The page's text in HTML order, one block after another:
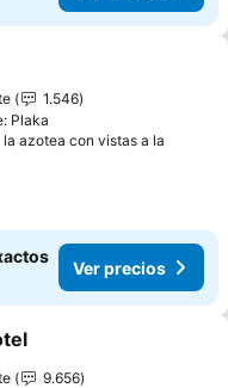
a favoritos
1.546
Plaka
la azotea con vistas a la
Ver precios
a favoritos
9.656